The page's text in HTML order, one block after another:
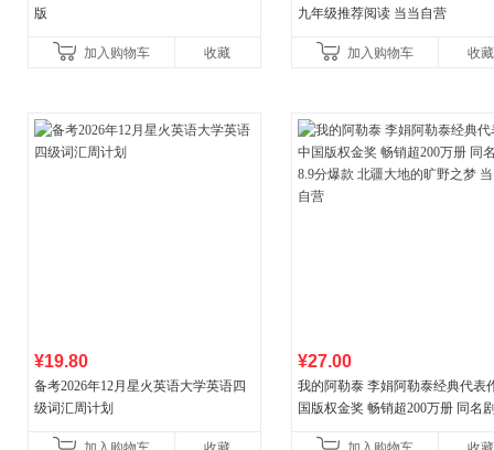
版
加入购物车 收藏
九年级推荐阅读 当当自营
加入购物车 收藏
¥19.80
备考2026年12月星火英语大学英语四
级词汇周计划
¥27.00
我的阿勒泰 李娟阿勒泰经典代表
国版权金奖 畅销超200万册 同名